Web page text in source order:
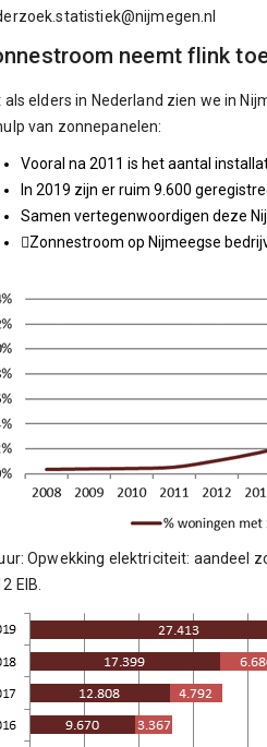
neemt flink
als elders in Nederland zien we in
van zonnepanelen:
Vooral na 2011 is het aantal
In 2019 zijn er ruim 9.600
Samen vertegenwoordigen deze
Zonnestroom op Nijmeegse
Opwekking elektriciteit: aandeel
EIB.